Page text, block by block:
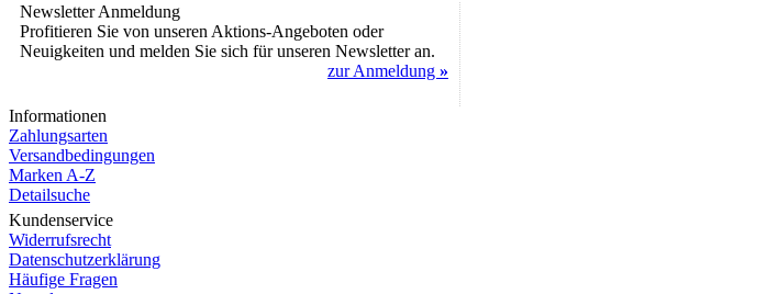
Newsletter Anmeldung
Profitieren Sie von unseren Aktions-Angeboten oder
Neuigkeiten und melden Sie sich für unseren Newsletter an.
zur Anmeldung »
Informationen
Zahlungsarten
Versandbedingungen
Marken A-Z
Detailsuche
Kundenservice
Widerrufsrecht
Datenschutzerklärung
Häufige Fragen